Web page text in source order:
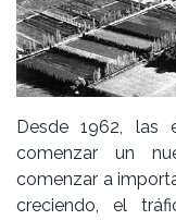
Desde 1962, las
comenzar un
comenzar a
creciendo, el